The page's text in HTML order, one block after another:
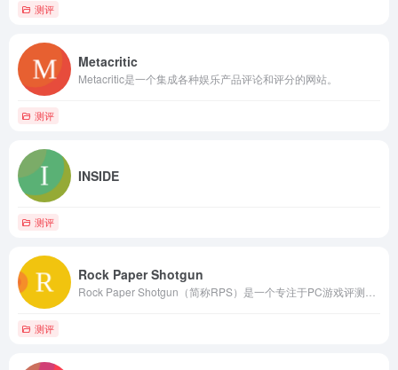
测评
Metacritic
Metacritic是一个集成各种娱乐产品评论和评分的网站。
测评
INSIDE
测评
Rock Paper Shotgun
测评